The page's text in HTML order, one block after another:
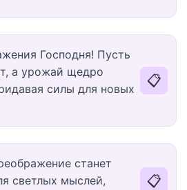
Господня! Пусть
а урожай щедро
силы для новых
📋
станет
светлых мыслей,
📋